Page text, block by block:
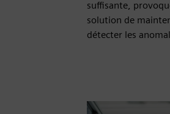
suffisante,
solution de
détecter les